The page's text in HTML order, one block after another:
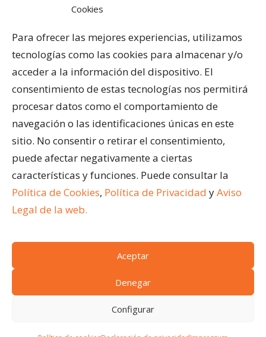
Cookies
Para ofrecer las mejores experiencias, utilizamos
tecnologías como las cookies para almacenar y/o
acceder a la información del dispositivo. El
consentimiento de estas tecnologías nos permitirá
procesar datos como el comportamiento de
navegación o las identificaciones únicas en este
sitio. No consentir o retirar el consentimiento,
puede afectar negativamente a ciertas
características y funciones. Puede consultar la
Política de Cookies, Política de Privacidad yAviso
Legal de la web.
Aceptar
Denegar
Configurar
PRODUCTOS Y SERVICIOS
Pérgolas Bioclimáticas
Cortinas de Cristal
Cubiertas para Pisicinas
Acristalar Contract – Soluciones Profesionales
Horeca
¿Qué son los cerramientos abatibles para
terrazas?
Ventajas de acristalar la terraza de un restaurante
Cómo limpiar una pérgola bioclimática
Todos los derechos reservados
Política de cookies|Acceso a cookies|Política de
privacidad